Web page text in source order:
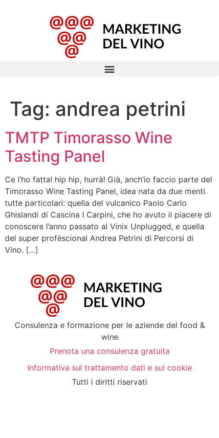
Tag: andrea petrini
TMTP Timorasso Wine
Tasting Panel
Ce l’ho fatta! hip hip, hurrà! Già, anch’io faccio parte del
Timorasso Wine Tasting Panel, idea nata da due menti
tutte particolari: quella del vulcanico Paolo Carlo
Ghislandi di Cascina I Carpini, che ho avuto il piacere di
conoscere l’anno passato al Vinix Unplugged, e quella
del super profèscional Andrea Petrini di Percorsi di
Vino. […]
Consulenza e formazione per le aziende del food &
wine
Prenota una consulenza gratuita
Informativa sul trattamento dati e sui cookie
Tutti i diritti riservati